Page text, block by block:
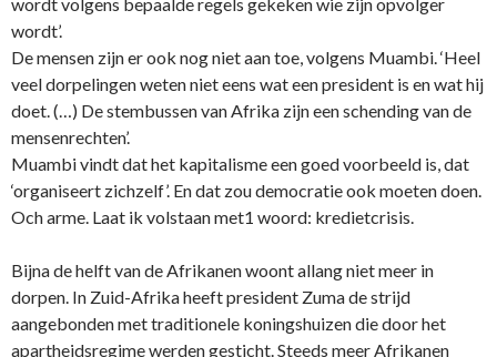
wordt’.
De mensen zijn er ook nog niet aan toe, volgens Muambi. ‘Heel
veel dorpelingen weten niet eens wat een president is en wat hij
doet. (…) De stembussen van Afrika zijn een schending van de
mensenrechten’.
Muambi vindt dat het kapitalisme een goed voorbeeld is, dat
‘organiseert zichzelf’. En dat zou democratie ook moeten doen.
Och arme. Laat ik volstaan met1 woord: kredietcrisis.
Bijna de helft van de Afrikanen woont allang niet meer in
dorpen. In Zuid-Afrika heeft president Zuma de strijd
aangebonden met traditionele koningshuizen die door het
apartheidsregime werden gesticht. Steeds meer Afrikanen